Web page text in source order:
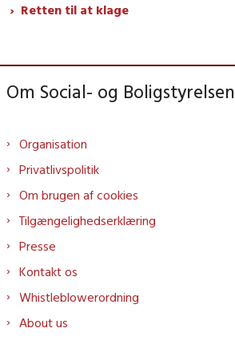
Retten til at klage
Om Social- og Boligstyrelsen
Organisation
Privatlivspolitik
Om brugen af cookies
Tilgængelighedserklæring
Presse
Kontakt os
Whistleblowerordning
About us